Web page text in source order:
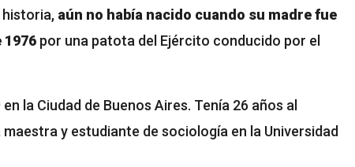
historia, aún no había nacido cuando su madre fue
1976 por una patota del Ejército conducido por el
la Ciudad de Buenos Aires. Tenía 26 años al
y estudiante de sociología en la Universidad